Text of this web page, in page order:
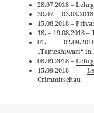
28.07.2018 –
30.07. –
15.08.2018 –
18. – 19.08.2018 –
01. –
„Tameshiwari“ in
08.09.2018 –
15.09.2018 –
Crimmitschau